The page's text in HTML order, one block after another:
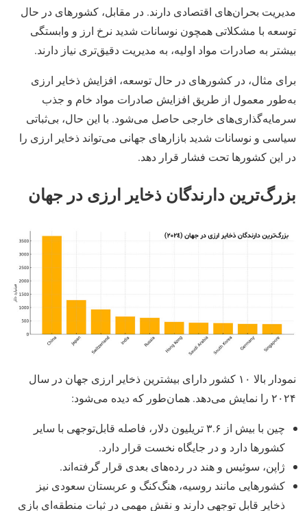
مدیریت بحران‌های اقتصادی دارند. در مقابل، کشورهای در حال
توسعه با مشکلاتی همچون نوسانات شدید نرخ ارز و وابستگی
بیشتر به صادرات مواد اولیه، به مدیریت دقیق‌تری نیاز دارند.
برای مثال، در کشورهای در حال توسعه، افزایش ذخایر ارزی
به‌طور معمول از طریق افزایش صادرات مواد خام و جذب
سرمایه‌گذاری‌های خارجی حاصل می‌شود. با این حال، بی‌ثباتی
سیاسی و نوسانات شدید بازارهای جهانی می‌تواند ذخایر ارزی را
در این کشورها تحت فشار قرار دهد​.
بزرگ‌ترین دارندگان ذخایر ارزی در جهان
نمودار بالا ۱۰ کشور دارای بیشترین ذخایر ارزی جهان در سال
۲۰۲۴ را نمایش می‌دهد. همان‌طور که دیده می‌شود:
چین با بیش از ۳.۶ تریلیون دلار، فاصله قابل‌توجهی با سایر
کشورها دارد و در جایگاه نخست قرار دارد.
ژاپن، سوئیس و هند در رده‌های بعدی قرار گرفته‌اند.
کشورهایی مانند روسیه، هنگ‌کنگ و عربستان سعودی نیز
ذخایر قابل توجهی دارند و نقش مهمی در ثبات منطقه‌ای بازی